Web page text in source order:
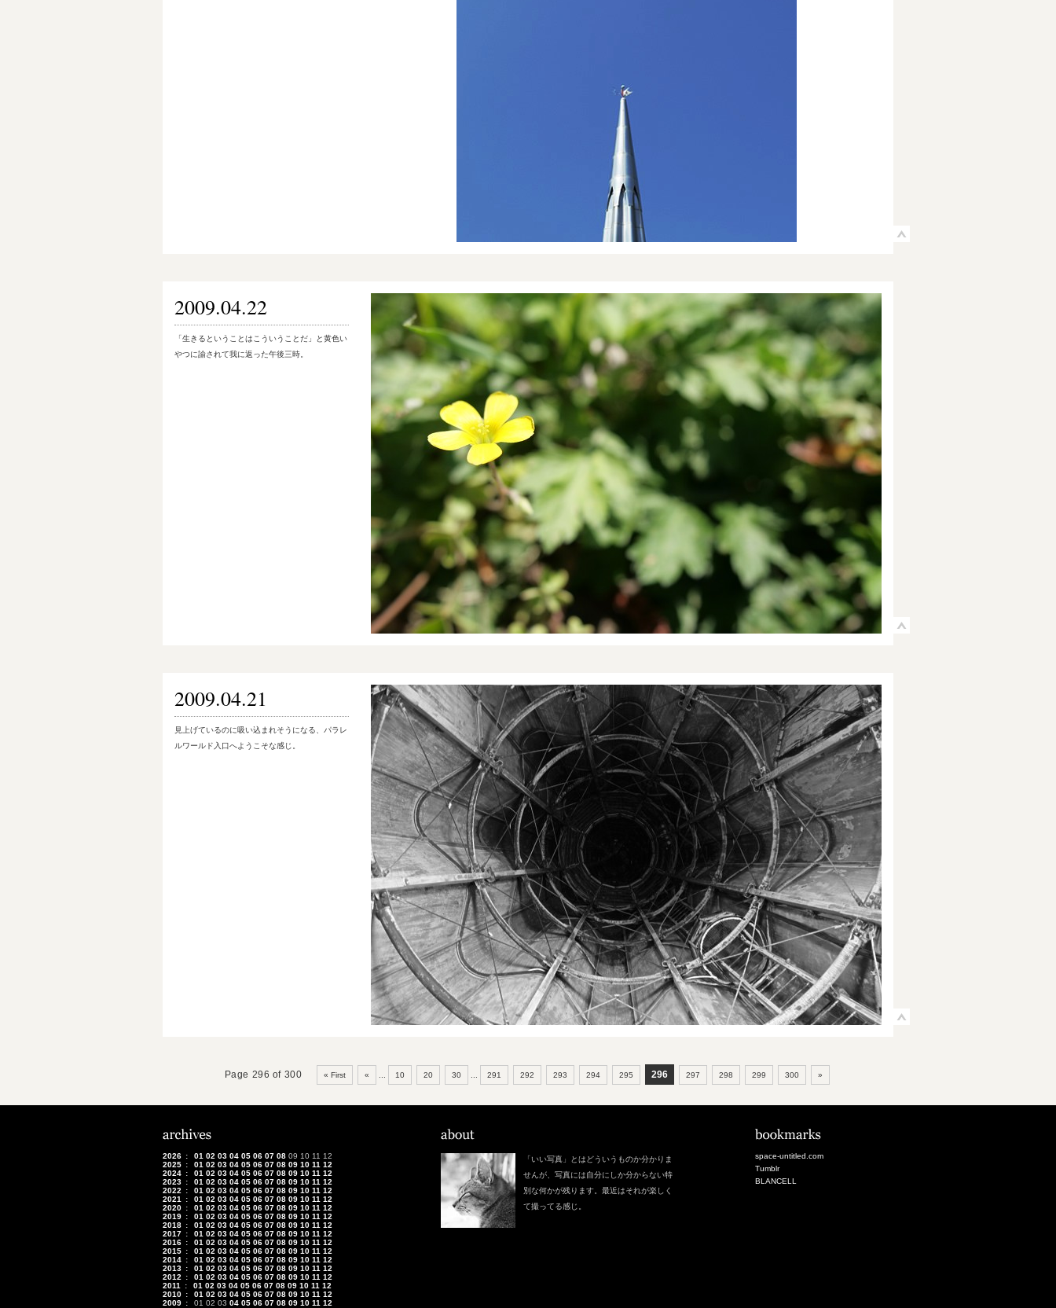
2009.04.22
「生きるということはこういうことだ」と黄色い
やつに諭されて我に返った午後三時。
2009.04.21
見上げているのに吸い込まれそうになる、パラレ
ルワールド入口へようこそな感じ。
Page 296 of 300 « First « 10 20 30 291 292 293 294 295 296 297 298 299 300 »
2026 : 01 02 03 04 05 06 07 08 09 10 11 12
2025 : 01 02 03 04 05 06 07 08 09 10 11 12
2024 : 01 02 03 04 05 06 07 08 09 10 11 12
2023 : 01 02 03 04 05 06 07 08 09 10 11 12
2022
: 01 02 03 04 05 06 07 08 09 10 11 12
2021
: 01 02 03 04 05 06 07 08 09 10 11 12
2020 : 01 02 03 04 05 06 07 08 09 10 11 12
2019 : 01 02 03 04 05 06 07 08 09 10 11 12
2018 : 01 02 03 04 05 06 07 08 09 10 11 12
2017 : 01 02 03 04 05 06 07 08 09 10 11 12
2016 : 01 02 03 04 05 06 07 08 09 10 11 12
2015 : 01 02 03 04 05 06 07 08 09 10 11 12
2014 : 01 02 03 04 05 06 07 08 09 10 11 12
2013 : 01 02 03 04 05 06 07 08 09 10 11 12
2012
: 01 02 03 04 05 06 07 08 09 10 11 12
2011
: 01 02 03 04 05 06 07 08 09 10 11 12
2010 : 01 02 03 04 05 06 07 08 09 10 11 12
2009 : 01 02 03 04 05 06 07 08 09 10 11 12
「いい写真」とはどういうものか分かりま
せんが、写真には自分にしか分からない特
別な何かが残ります。最近はそれが楽しく
て撮ってる感じ。
space-untitled.com
Tumblr
BLANCELL